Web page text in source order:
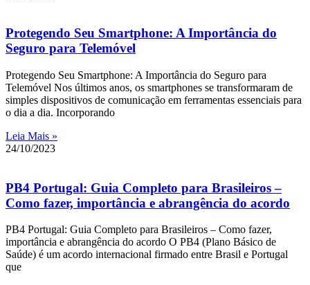
Protegendo Seu Smartphone: A Importância do
Seguro para Telemóvel
Protegendo Seu Smartphone: A Importância do Seguro para
Telemóvel Nos últimos anos, os smartphones se transformaram de
simples dispositivos de comunicação em ferramentas essenciais para
o dia a dia. Incorporando
Leia Mais »
24/10/2023
PB4 Portugal: Guia Completo para Brasileiros –
Como fazer, importância e abrangência do acordo
PB4 Portugal: Guia Completo para Brasileiros – Como fazer,
importância e abrangência do acordo O PB4 (Plano Básico de
Saúde) é um acordo internacional firmado entre Brasil e Portugal
que